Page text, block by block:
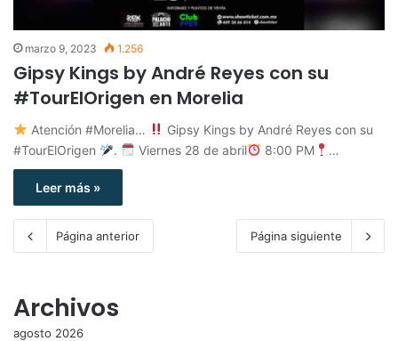
marzo 9, 2023 1.256
Gipsy Kings by André Reyes con su
#TourElOrigen en Morelia
Atención #Morelia…
Gipsy Kings by André Reyes con su
#TourElOrigen
. Viernes 28 de abril 8:00 PM …
Leer más »
Página anterior Página siguiente
Archivos
agosto 2026